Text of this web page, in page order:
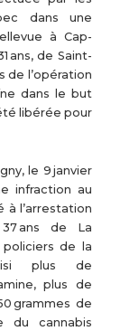
dans une
à Cap-
ans, de Saint-
de l’opération
dans le but
libérée pour
le 9 janvier
infraction au
l’arrestation
ans de La
de la
plus de
plus de
grammes de
du cannabis